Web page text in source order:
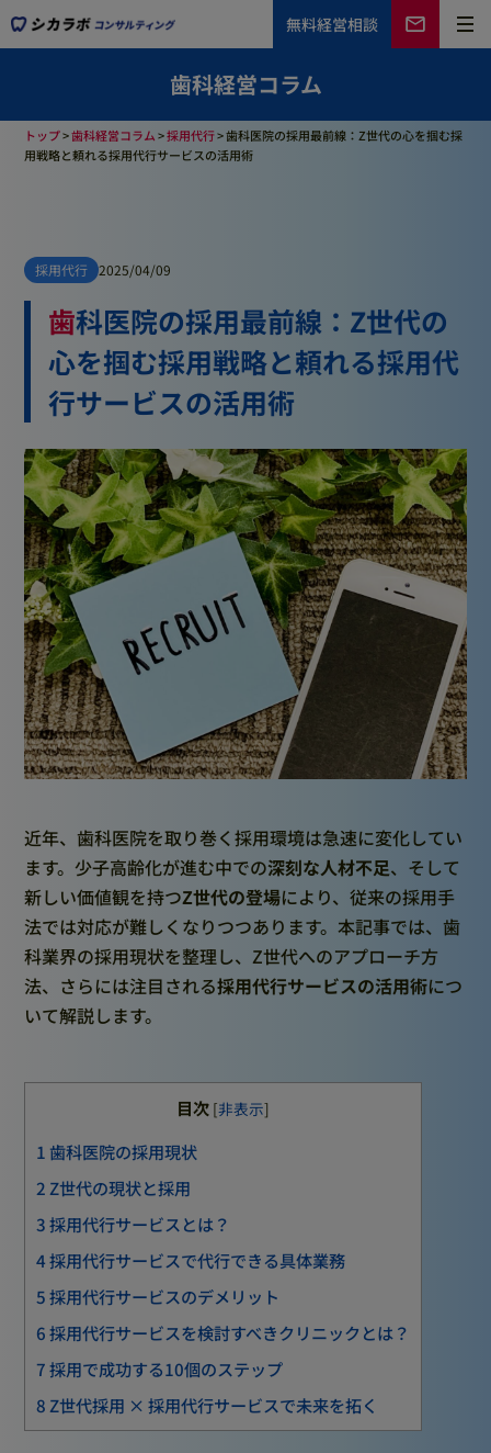
無料経営相談
歯科経営コラム
トップ>歯科経営コラム>採用代行>歯科医院の採用最前線：Z世代の心を掴む採
用戦略と頼れる採用代行サービスの活用術
採用代行 2025/04/09
歯科医院の採用最前線：Z世代の
心を掴む採用戦略と頼れる採用代
行サービスの活用術
近年、歯科医院を取り巻く採用環境は急速に変化してい
ます。少子高齢化が進む中での深刻な人材不足、そして
新しい価値観を持つZ世代の登場により、従来の採用手
法では対応が難しくなりつつあります。本記事では、歯
科業界の採用現状を整理し、Z世代へのアプローチ方
法、さらには注目される採用代行サービスの活用術につ
いて解説します。
目次 [非表示]
1歯科医院の採用現状
2 Z世代の現状と採用
3採用代行サービスとは？
4採用代行サービスで代行できる具体業務
5採用代行サービスのデメリット
6採用代行サービスを検討すべきクリニックとは？
7採用で成功する10個のステップ
8 Z世代採用 × 採用代行サービスで未来を拓く